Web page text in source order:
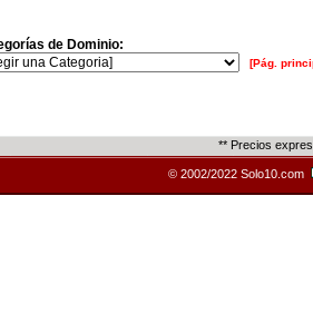
de Dominio:
[Pág.
** Precios
© 2002/2022 Solo10.com